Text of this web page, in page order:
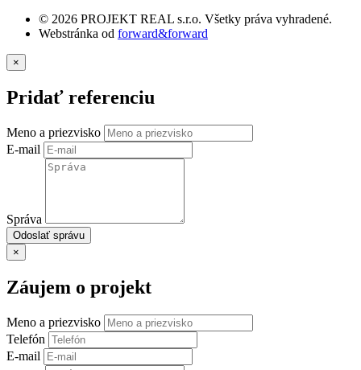
© 2026 PROJEKT REAL s.r.o. Všetky práva vyhradené.
Webstránka od forward&forward
×
Pridať referenciu
Meno a priezvisko
E-mail
Správa
Odoslať správu
×
Záujem o projekt
Meno a priezvisko
Telefón
E-mail